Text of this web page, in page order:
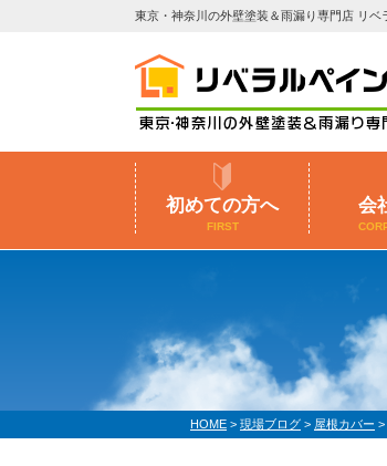
東京・神奈川の外壁塗装＆雨漏り専門店 リ
初めての方へ
FIRST
会
HOME > 現場ブログ > 屋根カバー >